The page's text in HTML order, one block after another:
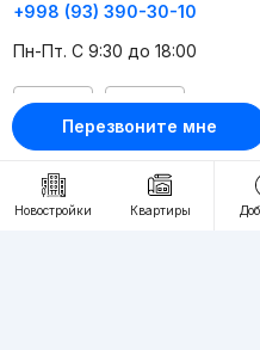
Перезвоните мне
Новостройки Квартиры
+998 (93) 390-30-10
Пн-Пт. С 9:30 до 18:00
Контакты
О проекте